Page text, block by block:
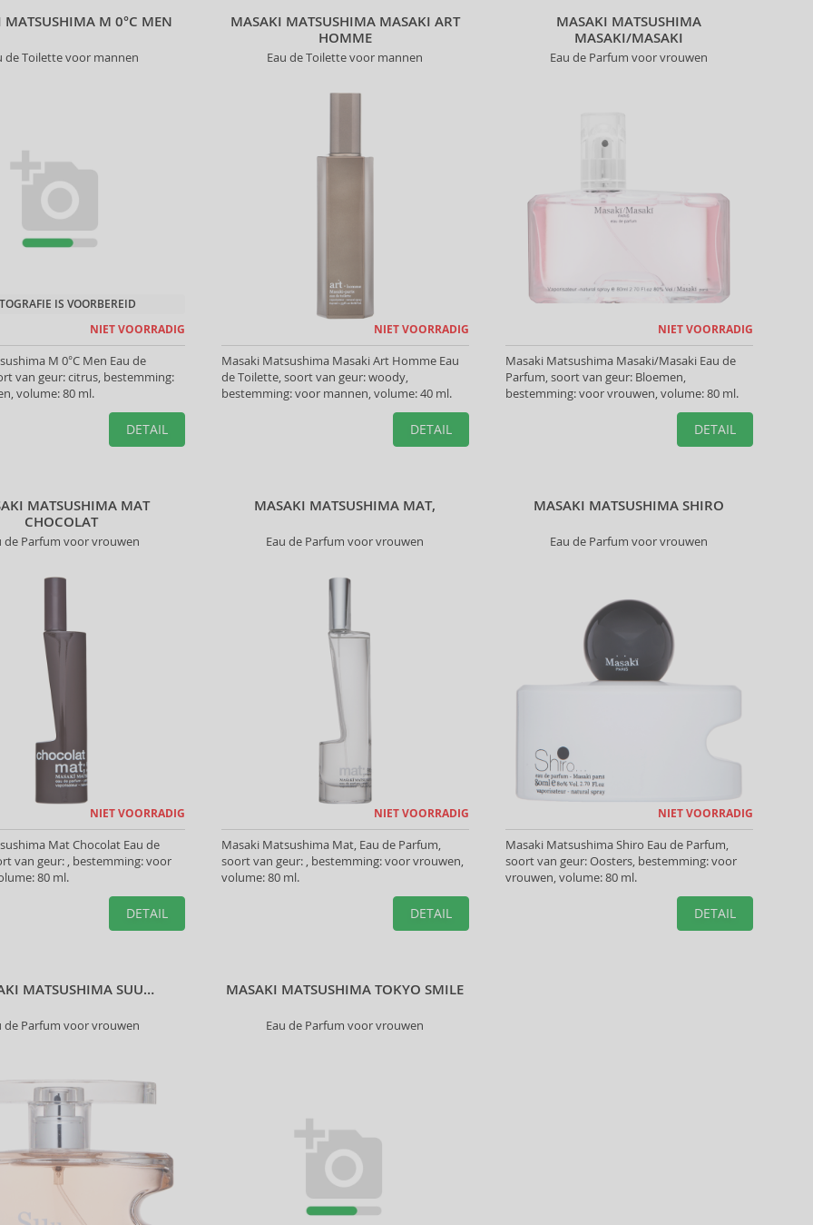
MATSUSHIMA M 0°C MEN
de Toilette voor mannen
IS VOORBEREID
NIET VOORRADIG
M 0°C Men Eau de
van geur: citrus, bestemming:
volume: 80 ml.
DETAIL
MASAKI MATSUSHIMA MASAKI ART
HOMME
Eau de Toilette voor mannen
NIET VOORRADIG
Masaki Matsushima Masaki Art Homme Eau
de Toilette, soort van geur: woody,
bestemming: voor mannen, volume: 40 ml.
DETAIL
MASAKI MATSUSHIMA
MASAKI/MASAKI
Eau de Parfum voor vrouwen
NIET VOORRADIG
Masaki Matsushima Masaki/Masaki Eau de
Parfum, soort van geur: Bloemen,
bestemming: voor vrouwen, volume: 80 ml.
DETAIL
MATSUSHIMA MAT
CHOCOLAT
de Parfum voor vrouwen
NIET VOORRADIG
Mat Chocolat Eau de
van geur: , bestemming: voor
80 ml.
DETAIL
MASAKI MATSUSHIMA MAT,
Eau de Parfum voor vrouwen
NIET VOORRADIG
Masaki Matsushima Mat, Eau de Parfum,
soort van geur: , bestemming: voor vrouwen,
volume: 80 ml.
DETAIL
MASAKI MATSUSHIMA SHIRO
Eau de Parfum voor vrouwen
NIET VOORRADIG
Masaki Matsushima Shiro Eau de Parfum,
soort van geur: Oosters, bestemming: voor
vrouwen, volume: 80 ml.
DETAIL
MATSUSHIMA SUU…
de Parfum voor vrouwen
MASAKI MATSUSHIMA TOKYO SMILE
Eau de Parfum voor vrouwen